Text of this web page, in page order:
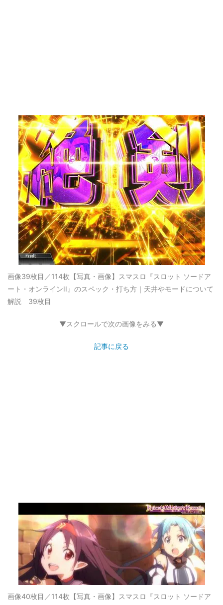
画像39枚目／114枚 【写真・画像】スマスロ『スロット ソードア
ート・オンラインII』のスペック・打ち方｜天井やモードについて
解説 39枚目
▼スクロールで次の画像をみる▼
記事に戻る
画像40枚目／114枚 【写真・画像】スマスロ『スロット ソードア